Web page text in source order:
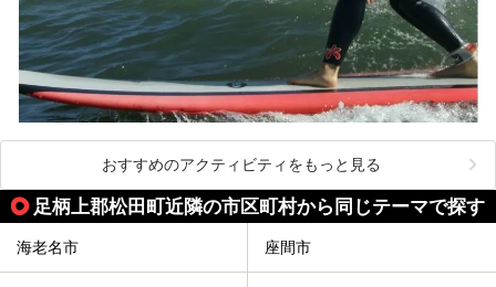
おすすめのアクティビティをもっと見る
足柄上郡松田町近隣の市区町村から同じテーマで探す
海老名市 座間市